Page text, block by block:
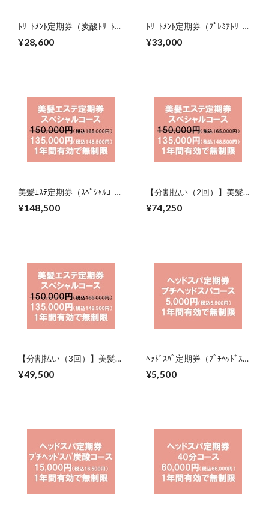
ﾄﾘｰﾄﾒﾝﾄ定期券（炭酸ﾄﾘｰﾄﾒﾝ
¥28,600
ﾄﾘｰﾄﾒﾝﾄ定期券（ﾌﾟﾚﾐｱﾄﾘｰﾄﾒ
で）
¥33,000
美髪ｴｽﾃ定期券（ｽﾍﾟｼｬﾙｺｰ
ｽ）（2027年8月31日まで）
¥148,500
【分割払い（2回）】美髪ｴ
ｽﾃ定期券（ｽﾍﾟｼｬﾙｺｰｽ）
（2027年8月31日まで）
¥74,250
【分割払い（3回）】美髪ｴ
（2027年8月31日まで）
¥49,500
ﾍｯﾄﾞｽﾊﾟ定期券（ﾌﾟﾁﾍｯﾄﾞｽﾊﾟ
で）
¥5,500